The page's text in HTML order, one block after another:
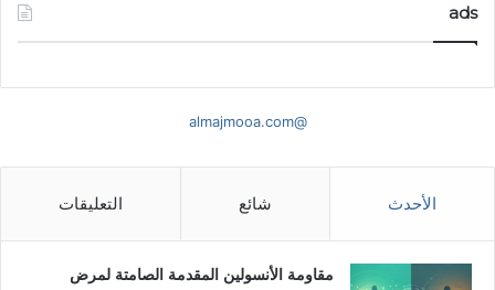
ads
@almajmooa.com
الأحدث شائع التعليقات
مقاومة الأنسولين المقدمة الصامتة لمرض